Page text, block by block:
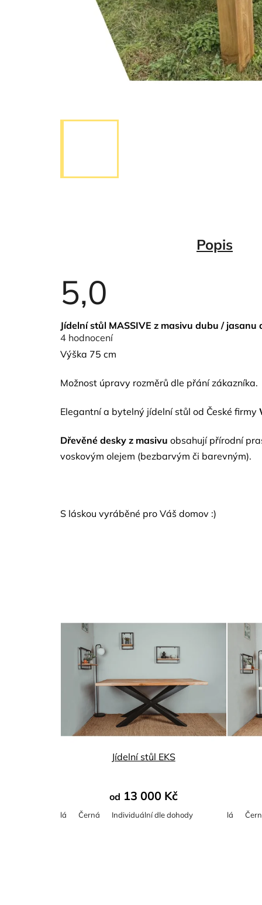
Popis
5,0
Průměrné
hodnocení
produktu
je
5,0
5
hvězdiček.
4 hodnocení
Jídelní stůl MASSIVE z masivu dubu / jasanu
Výška 75 cm
Možnost úpravy rozměrů dle přání zákazníka.
Elegantní a bytelný jídelní stůl od České firmy
Dřevěné desky z masivu obsahují přírodní
voskovým olejem (bezbarvým či barevným).
S láskou vyráběné pro Váš domov :)
Jídelní stůl EKS
od 13 000 Kč
Bílá Černá Individuální dle dohody Bílá